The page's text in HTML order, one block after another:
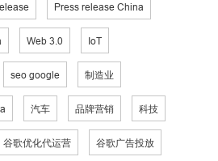
Press release China
Web 3.0 IoT
seo google 制造业
汽车 品牌营销 科技
谷歌优化代运营 谷歌广告投放